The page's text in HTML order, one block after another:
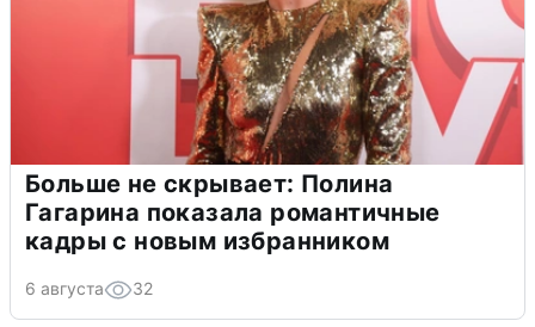
Больше не скрывает: Полина
Гагарина показала романтичные
кадры с новым избранником
6 августа 32